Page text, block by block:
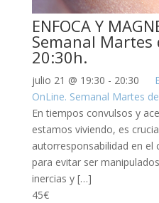
ENFOCA Y
Semanal Martes
20:30h.
julio 21 @ 19:30 - 20:30
OnLine. Semanal Martes
En tiempos convulsos y
estamos viviendo, es
autorresponsabilidad en el
para evitar ser
inercias y […]
45€